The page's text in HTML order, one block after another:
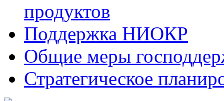
продуктов
Поддержка НИОКР
Общие меры
Стратегическое